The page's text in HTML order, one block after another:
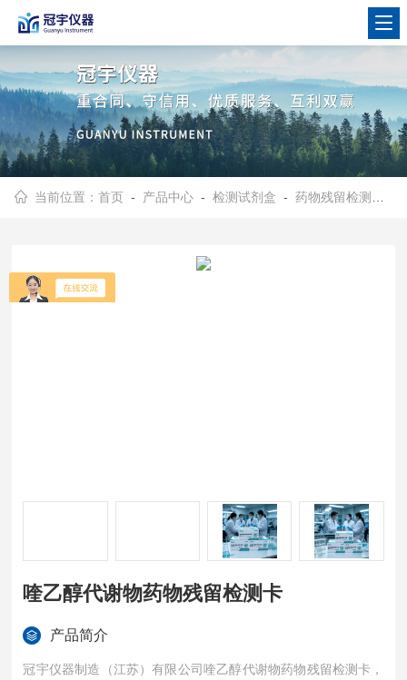
当前位置：首页 - 产品中心 -检测试剂盒 -药物残留检测试剂卡试剂盒
喹乙醇代谢物药物残留检测卡
产品简介
冠宇仪器制造（江苏）有限公司喹乙醇代谢物药物残留检测卡，